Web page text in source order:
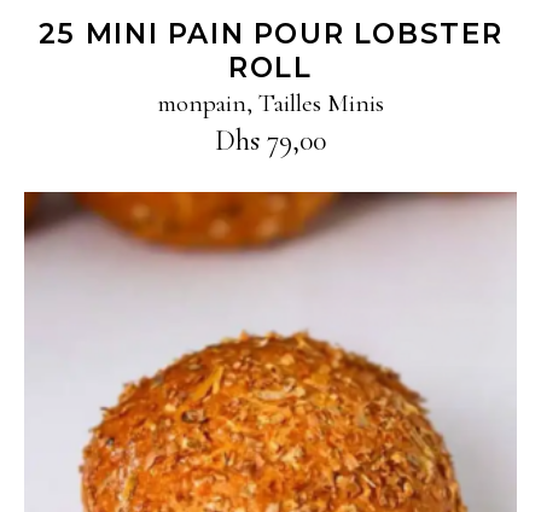
25 MINI PAIN POUR LOBSTER
ROLL
monpain, Tailles Minis
Dhs 79,00
Ajouter au panier